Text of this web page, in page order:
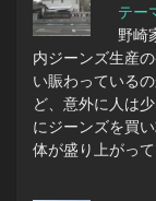
テー
野崎
内ジーンズ生産
い賑わっている
ど、意外に人は
にジーンズを買
体が盛り上がっ